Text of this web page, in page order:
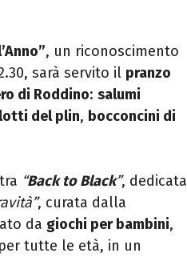
, un riconoscimento
sarà servito il pranzo
di Roddino: salumi
del plin, bocconcini di
“Back to Black”, dedicata
, curata dalla
da giochi per bambini,
tutte le età, in un